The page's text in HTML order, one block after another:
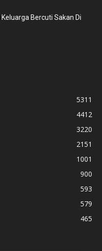
Bercuti Sakan Di
5311
4412
3220
2151
1001
900
593
579
465